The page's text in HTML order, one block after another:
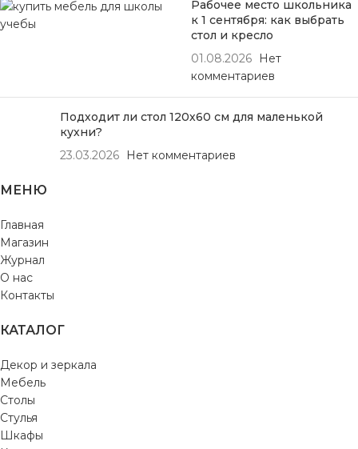
Рабочее место школьника
к 1 сентября: как выбрать
стол и кресло
01.08.2026
Нет
комментариев
Подходит ли стол 120х60 см для маленькой
кухни?
23.03.2026
Нет комментариев
МЕНЮ
Главная
Магазин
Журнал
О нас
Контакты
КАТАЛОГ
Декор и зеркала
Мебель
Столы
Стулья
Шкафы